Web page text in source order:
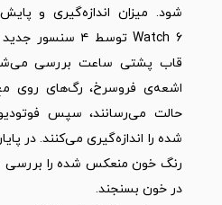
قاب پشتی ساعت بررسی
اشعه‌ی فروسرخ، رگ‌های روی
حالت می‌رسانند، سپس
شده را اندازه‌گیری می‌کنند. در
رنگ خون منعکس شده را بررسی
در خون بسنجند.